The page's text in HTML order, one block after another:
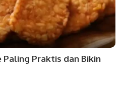
Paling Praktis dan Bikin